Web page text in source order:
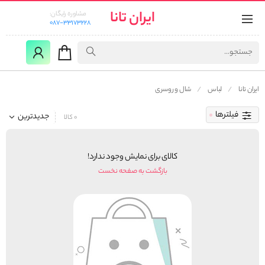
ایران تانا
مشاوره رایگان:
087-33173228
ایران تانا لباس شال و روسری
فیلترها جدیدترین 0 کالا
کالای برای نمایش وجود ندارد!
بازگشت به صفحه نخست